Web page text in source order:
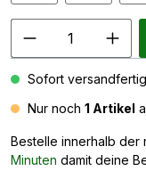
Sofort versandfertig,
Nur noch 1 Artikel
Bestelle innerhalb der
Minuten damit deine